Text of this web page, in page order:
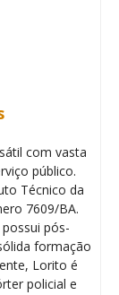
com vasta
público.
Técnico da
7609/BA.
pós-
formação
Lorito é
policial e